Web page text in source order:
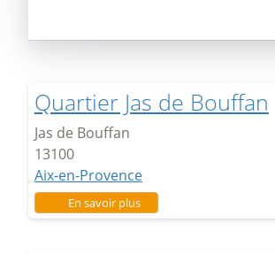
Quartier Jas de Bouffan
Jas de Bouffan
13100
Aix-en-Provence
En savoir plussur Quartier Jas de Bouffan